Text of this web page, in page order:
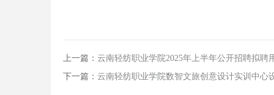
上一篇： 云南轻纺职业学院2025年上半年公开招聘拟聘
下一篇： 云南轻纺职业学院数智文旅创意设计实训中心